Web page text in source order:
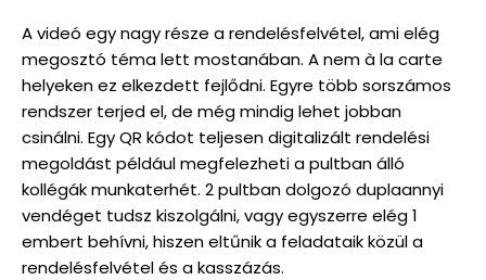
A videó egy nagy része a rendelésfelvétel, ami elég
megosztó téma lett mostanában. A nem à la carte
helyeken ez elkezdett fejlődni. Egyre több sorszámos
rendszer terjed el, de még mindig lehet jobban
csinálni. Egy QR kódot teljesen digitalizált rendelési
megoldást például megfelezheti a pultban álló
kollégák munkaterhét. 2 pultban dolgozó duplaannyi
vendéget tudsz kiszolgálni, vagy egyszerre elég 1
embert behívni, hiszen eltűnik a feladataik közül a
rendelésfelvétel és a kasszázás.